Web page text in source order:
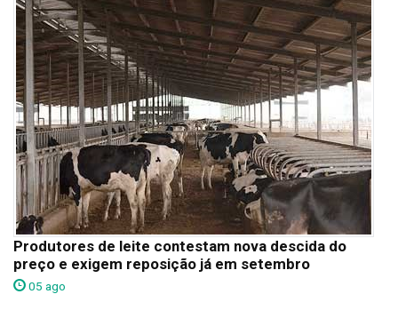
Produtores de leite contestam nova descida do
preço e exigem reposição já em setembro
05 ago